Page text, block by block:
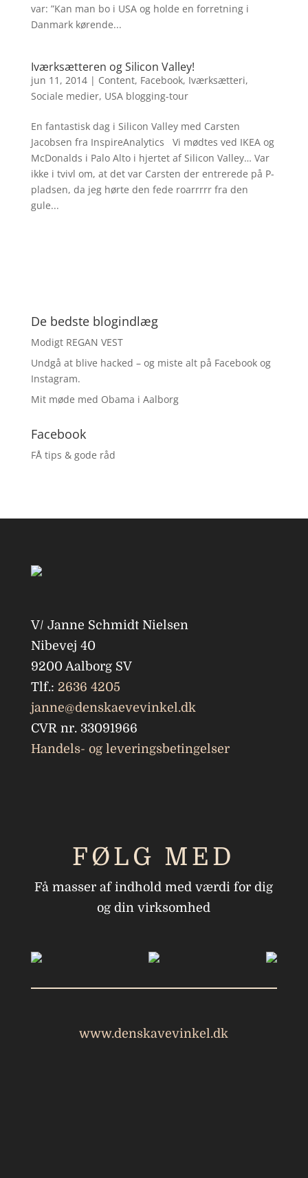
var: ”Kan man bo i USA og holde en forretning i
Danmark kørende...
Iværksætteren og Silicon Valley!
jun 11, 2014| Content, Facebook, Iværksætteri,
Sociale medier, USA blogging-tour
En fantastisk dag i Silicon Valley med Carsten
Jacobsen fra InspireAnalytics Vi mødtes ved IKEA og
McDonalds i Palo Alto i hjertet af Silicon Valley… Var
ikke i tvivl om, at det var Carsten der entrerede på P-
pladsen, da jeg hørte den fede roarrrrr fra den
gule...
De bedste blogindlæg
Modigt REGAN VEST
Undgå at blive hacked – og miste alt på Facebook og
Instagram.
Mit møde med Obama i Aalborg
Facebook
FÅ tips & gode råd
V/ Janne Schmidt Nielsen
Nibevej 40
9200 Aalborg SV
Tlf.: 2636 4205
janne@denskaevevinkel.dk
CVR nr. 33091966
Handels- og leveringsbetingelser
FØLG MED
Få masser af indhold med værdi for dig
og din virksomhed
www.denskavevinkel.dk